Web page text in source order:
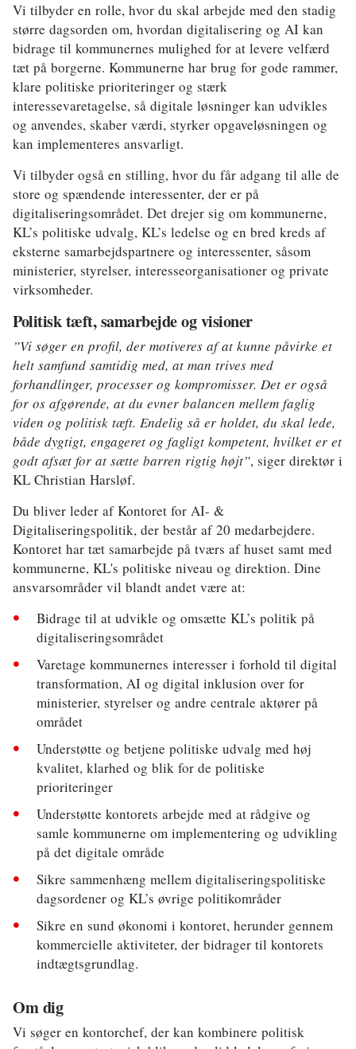
EU
Fonde
Forskning
Forsvar og Beredskab
Fødevarer
Hovedstaden
Idræt
Klima
Kommunal
Kultur
Maritim
Miljø
Social
Sundhed
Transport
Uddannelse
Udvikling
Ældre
Vi tilbyder en rolle, hvor du skal arbejde med den stadig
større dagsorden om, hvordan digitalisering og AI kan
bidrage til kommunernes mulighed for at levere velfærd
tæt på borgerne. Kommunerne har brug for gode rammer,
klare politiske prioriteringer og stærk
interessevaretagelse, så digitale løsninger kan udvikles
og anvendes, skaber værdi, styrker opgaveløsningen og
kan implementeres ansvarligt.
Vi tilbyder også en stilling, hvor du får adgang til alle de
store og spændende interessenter, der er på
digitaliseringsområdet. Det drejer sig om kommunerne,
KL’s politiske udvalg, KL’s ledelse og en bred kreds af
eksterne samarbejdspartnere og interessenter, såsom
ministerier, styrelser, interesseorganisationer og private
virksomheder.
Politisk tæft, samarbejde og visioner
”Vi søger en profil, der motiveres af at kunne påvirke et
helt samfund samtidig med, at man trives med
forhandlinger, processer og kompromisser. Det er også
for os afgørende, at du evner balancen mellem faglig
viden og politisk tæft. Endelig så er holdet, du skal lede,
både dygtigt, engageret og fagligt kompetent, hvilket er et
godt afsæt for at sætte barren rigtig højt”, siger direktør i
KL Christian Harsløf.
Du bliver leder af Kontoret for AI- &
Digitaliseringspolitik, der består af 20 medarbejdere.
Kontoret har tæt samarbejde på tværs af huset samt med
kommunerne, KL's politiske niveau og direktion. Dine
ansvarsområder vil blandt andet være at:
Bidrage til at udvikle og omsætte KL’s politik på
digitaliseringsområdet
Varetage kommunernes interesser i forhold til digital
transformation, AI og digital inklusion over for
ministerier, styrelser og andre centrale aktører på
området
Understøtte og betjene politiske udvalg med høj
kvalitet, klarhed og blik for de politiske
prioriteringer
Understøtte kontorets arbejde med at rådgive og
samle kommunerne om implementering og udvikling
på det digitale område
Sikre sammenhæng mellem digitaliseringspolitiske
dagsordener og KL’s øvrige politikområder
Sikre en sund økonomi i kontoret, herunder gennem
kommercielle aktiviteter, der bidrager til kontorets
indtægtsgrundlag.
Om dig
Vi søger en kontorchef, der kan kombinere politisk